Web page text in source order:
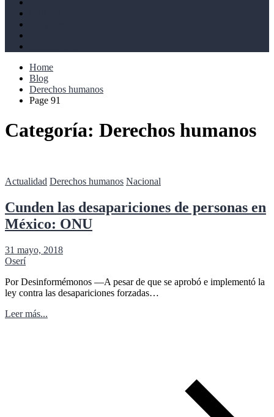
Home
Blog
Derechos humanos
Page 91
Categoría: Derechos humanos
Actualidad Derechos humanos Nacional
Cunden las desapariciones de personas en
México: ONU
31 mayo, 2018
Oserí
Por Desinformémonos —A pesar de que se aprobó e implementó la
ley contra las desapariciones forzadas…
Leer más...